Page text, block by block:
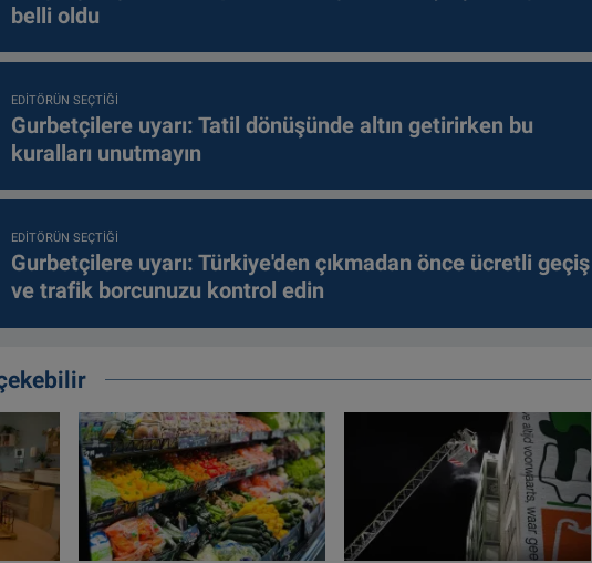
belli oldu
EDITÖRÜN SEÇTIĞI
Gurbetçilere uyarı: Tatil dönüşünde altın getirirken bu
kuralları unutmayın
EDITÖRÜN SEÇTIĞI
Gurbetçilere uyarı: Türkiye'den çıkmadan önce ücretli geçiş
ve trafik borcunuzu kontrol edin